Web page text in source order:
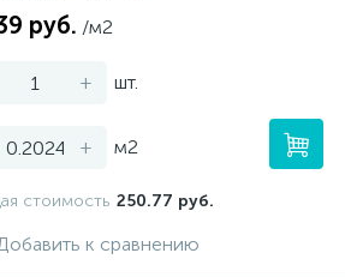
руб. /м2
+ шт.
+ м2
стоимость 250.77 руб.
к сравнению